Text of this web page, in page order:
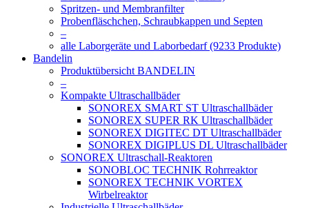
Spritzen- und Membranfilter
Probenfläschchen, Schraubkappen und Septen
–
alle Laborgeräte und Laborbedarf (9233 Produkte)
Bandelin
Produktübersicht BANDELIN
–
Kompakte Ultraschallbäder
SONOREX SMART ST Ultraschallbäder
SONOREX SUPER RK Ultraschallbäder
SONOREX DIGITEC DT Ultraschallbäder
SONOREX DIGIPLUS DL Ultraschallbäder
SONOREX Ultraschall-Reaktoren
SONOBLOC TECHNIK Rohrreaktor
SONOREX TECHNIK VORTEX
Wirbelreaktor